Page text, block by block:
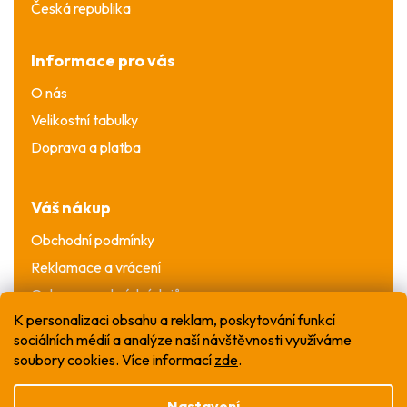
K personalizaci obsahu a reklam, poskytování funkcí
sociálních médií a analýze naší návštěvnosti využíváme
soubory cookies. Více informací zde.
Česká republika
Informace pro vás
O nás
Velikostní tabulky
Doprava a platba
Váš nákup
Obchodní podmínky
Reklamace a vrácení
Ochrana osobních údajů